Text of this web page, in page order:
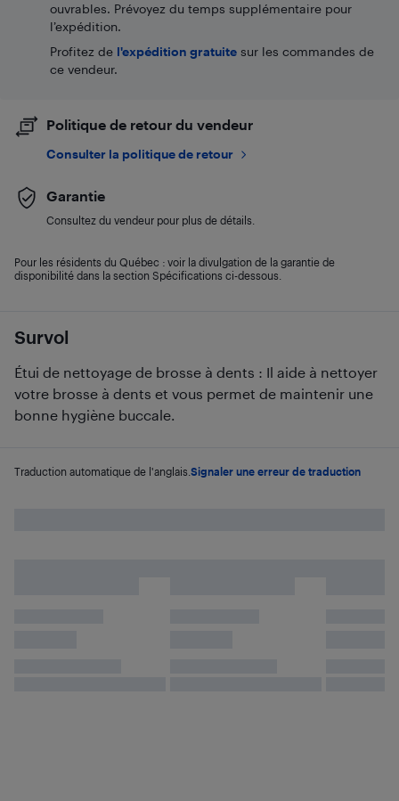
Survol
Étui de nettoyage de brosse à dents : Il aide à nettoyer
votre brosse à dents et vous permet de maintenir une
bonne hygiène buccale.
Traduction automatique de l'anglais. Signaler une erreur de traduction
ouvrables. Prévoyez du temps supplémentaire pour
l’expédition.
Profitez de l'expédition gratuite sur les commandes de
ce vendeur.
Politique de retour du vendeur
Consulter la politique de retour
Garantie
Consultez du vendeur pour plus de détails.
Pour les résidents du Québec : voir la divulgation de la garantie de
disponibilité dans la section Spécifications ci-dessous.